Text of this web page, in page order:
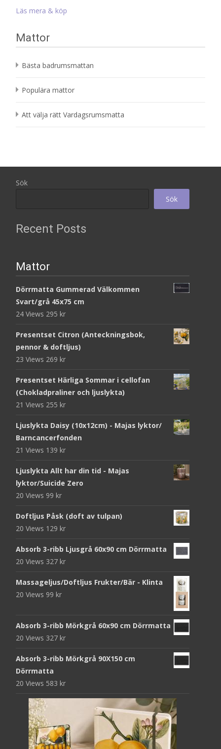
Läs mera & köp
Mattor
Bästa badrumsmattan
Populära mattor
Att välja rätt Vardagsrumsmatta
Sök
Sök
Recent Posts
Mattor
Dörrmatta Gummerad Välkommen
Svart/grå 45x75 cm
24 Views 295 kr
Presentset Citron (Anteckningsbok,
pennor & doftljus)
23 Views 269 kr
Presentset Härliga Sommar i cellofan
(Chokladpraliner och ljuslykta)
21 Views 255 kr
Ljuslykta Daisy (10x12cm) - Majas lyktor/
Barncancerfonden
21 Views 139 kr
Ljuslykta Allt har din tid - Majas
lyktor/Suicide Zero
20 Views 99 kr
Doftljus Påsk (doft av tulpan)
20 Views 129 kr
Absorb 3-ribb Ljusgrå 60x90 cm Dörrmatta
20 Views 327 kr
Massageljus/Doftljus Frukter/Bär - Klinta
20 Views 99 kr
Absorb 3-ribb Mörkgrå 60x90 cm Dörrmatta
20 Views 327 kr
Absorb 3-ribb Mörkgrå 90X150 cm
Dörrmatta
20 Views 583 kr